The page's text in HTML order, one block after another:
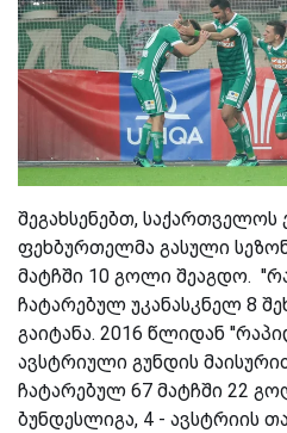
შეგახსენებთ,
ფეხბურთელმა გასული
მატჩში 10 გოლი შეაგდო.
ჩატარებულ უკანასკნელ 8
გაიტანა. 2016 წლიდან
ავსტრიული გუნდის
ჩატარებულ 67 მატჩში 22
ბუნდესლიგა, 4 - ავსტრიის